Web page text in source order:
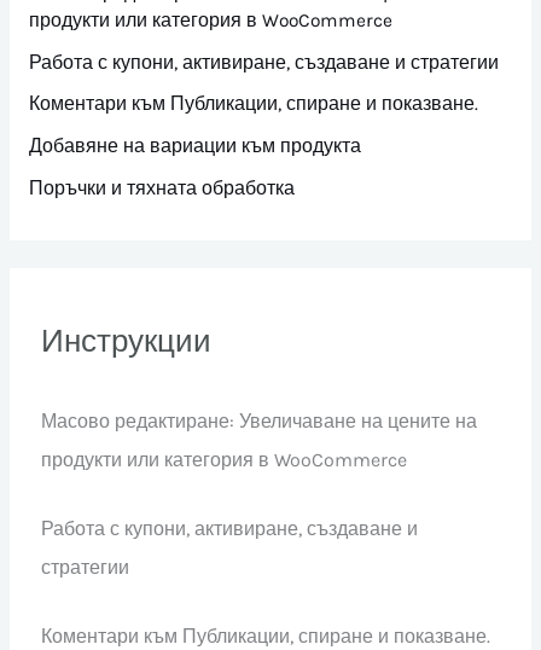
продукти или категория в WooCommerce
Работа с купони, активиране, създаване и стратегии
Коментари към Публикации, спиране и показване.
Добавяне на вариации към продукта
Поръчки и тяхната обработка
Инструкции
Масово редактиране: Увеличаване на цените на
продукти или категория в WooCommerce
Работа с купони, активиране, създаване и
стратегии
Коментари към Публикации, спиране и показване.